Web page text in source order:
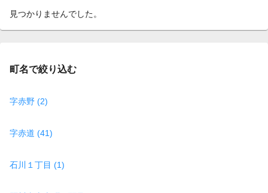
見つかりませんでした。
町名で絞り込む
字赤野 (2)
字赤道 (41)
石川１丁目 (1)